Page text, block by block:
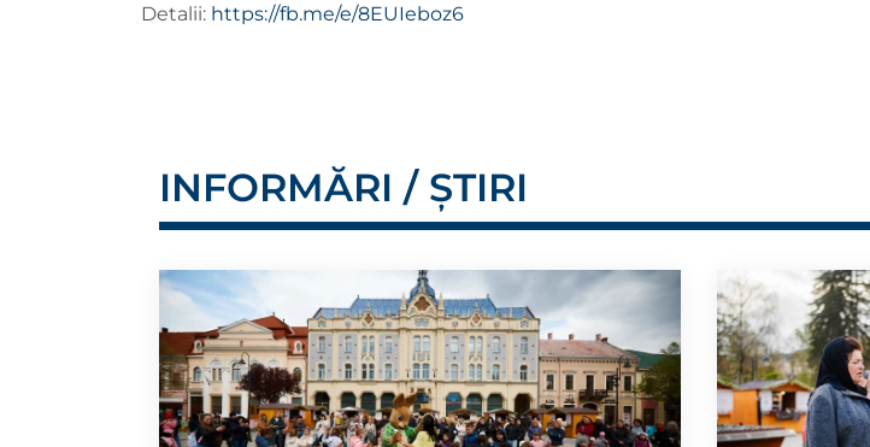
Detalii: https://fb.me/e/8EUIeboz6
INFORMĂRI / ȘTIRI